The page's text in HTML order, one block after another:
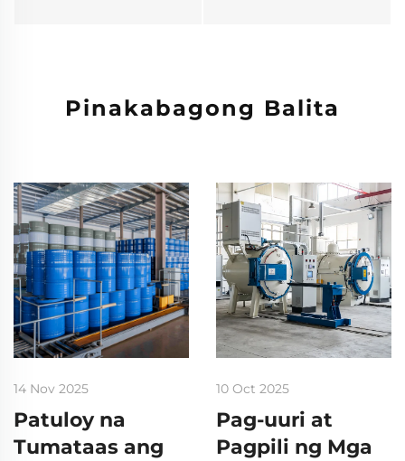
Pinakabagong Balita
14 Nov 2025
Patuloy na
Tumataas ang
10 Oct 2025
Pag-uuri at
Pagpili ng Mga